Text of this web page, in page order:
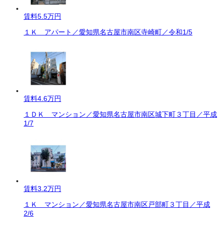
賃料5.5万円
１Ｋ アパート／愛知県名古屋市南区寺崎町／令和1/5
賃料4.6万円
１ＤＫ マンション／愛知県名古屋市南区城下町３丁目／平成
1/7
賃料3.2万円
１Ｋ マンション／愛知県名古屋市南区戸部町３丁目／平成
2/6